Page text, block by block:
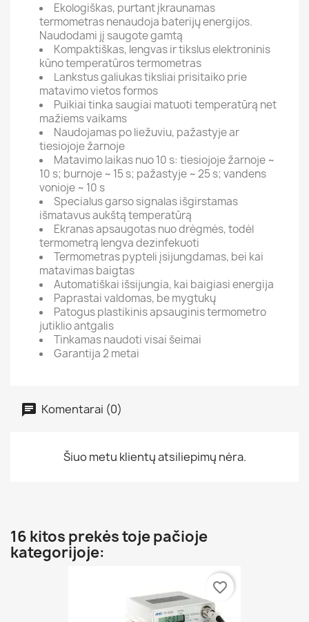
Ekologiškas, purtant įkraunamas
termometras nenaudoja baterijų energijos.
Naudodami jį saugote gamtą
Kompaktiškas, lengvas ir tikslus elektroninis
kūno temperatūros termometras
Lankstus galiukas tiksliai prisitaiko prie
matavimo vietos formos
Puikiai tinka saugiai matuoti temperatūrą net
mažiems vaikams
Naudojamas po liežuviu, pažastyje ar
tiesiojoje žarnoje
Matavimo laikas nuo 10 s: tiesiojoje žarnoje ~
10 s; burnoje ~ 15 s; pažastyje ~ 25 s; vandens
vonioje ~ 10 s
Specialus garso signalas išgirstamas
išmatavus aukštą temperatūrą
Ekranas apsaugotas nuo drėgmės, todėl
termometrą lengva dezinfekuoti
Termometras pypteli įsijungdamas, bei kai
matavimas baigtas
Automatiškai išsijungia, kai baigiasi energija
Paprastai valdomas, be mygtukų
Patogus plastikinis apsauginis termometro
jutiklio antgalis
Tinkamas naudoti visai šeimai
Garantija 2 metai
Komentarai (0)
Šiuo metu klientų atsiliepimų nėra.
16 kitos prekės toje pačioje
kategorijoje:
favorite_border